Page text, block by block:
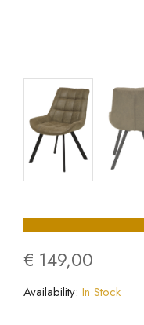
€ 149,00
Availability: In Stock